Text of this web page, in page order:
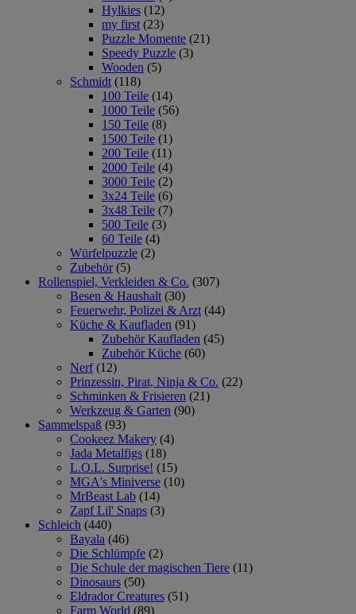
Hylkies (12)
my first (23)
Puzzle Momente (21)
Speedy Puzzle (3)
Wooden (5)
Schmidt (118)
100 Teile (14)
1000 Teile (56)
150 Teile (8)
1500 Teile (1)
200 Teile (11)
2000 Teile (4)
3000 Teile (2)
3x24 Teile (6)
3x48 Teile (7)
500 Teile (3)
60 Teile (4)
Würfelpuzzle (2)
Zubehör (5)
Rollenspiel, Verkleiden & Co. (307)
Besen & Haushalt (30)
Feuerwehr, Polizei & Arzt (44)
Küche & Kaufladen (91)
Zubehör Kaufladen (45)
Zubehör Küche (60)
Nerf (12)
Prinzessin, Pirat, Ninja & Co. (22)
Schminken & Frisieren (21)
Werkzeug & Garten (90)
Sammelspaß (93)
Cookeez Makery (4)
Jada Metalfigs (18)
L.O.L. Surprise! (15)
MGA's Miniverse (10)
MrBeast Lab (14)
Zapf Lil' Snaps (3)
Schleich (440)
Bayala (46)
Die Schlümpfe (2)
Die Schule der magischen Tiere (11)
Dinosaurs (50)
Eldrador Creatures (51)
Farm World (89)